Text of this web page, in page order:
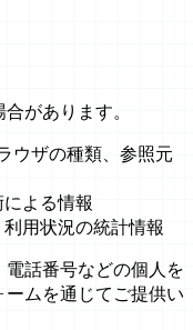
があります。
ウザの種類、参照元
よる情報
用状況の統計情報
話番号などの個人を
ムを通じてご提供い